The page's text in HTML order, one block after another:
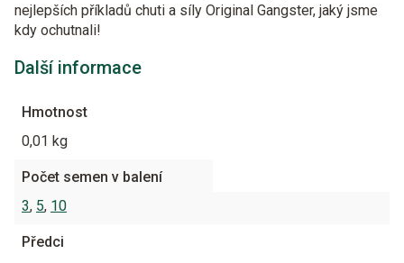
nejlepších příkladů chuti a síly Original Gangster, jaký jsme
kdy ochutnali!
Další informace
Hmotnost
0,01 kg
Počet semen v balení
3, 5, 10
Předci